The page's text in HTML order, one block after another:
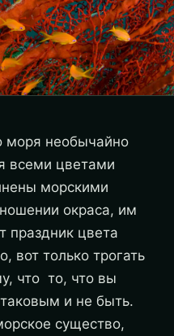
моря необычайно
всеми цветами
морскими
окраса, им
праздник цвета
вот только трогать
что то, что вы
и не быть.
существо,